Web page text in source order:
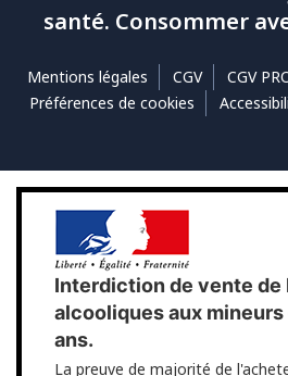
santé. Consommer
Mentions légales CGV CGV
Préférences de cookies
Interdiction de vente de
alcooliques aux mineurs
ans.
La preuve de majorité de